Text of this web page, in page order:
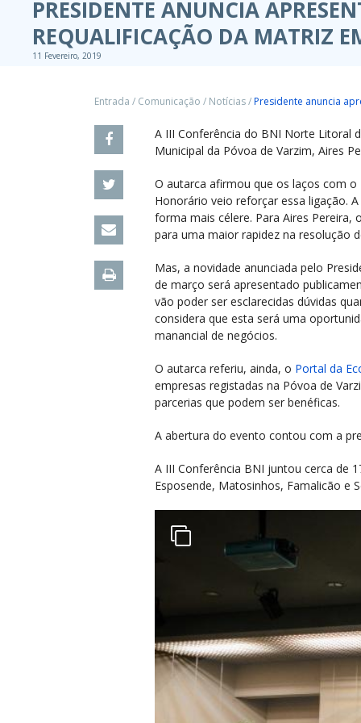
PRESIDENTE ANUNCIA
REQUALIFICAÇÃO DA MATRIZ
11 Fevereiro, 2019
Entrada / Comunicação / Notícias/Presidente anuncia
A III Conferência do BNI Norte Litoral
Municipal da Póvoa de Varzim, Aires
O autarca afirmou que os laços com
Honorário veio reforçar essa ligação.
forma mais célere. Para Aires
para uma maior rapidez na resolução
Mas, a novidade anunciada pelo
de março será apresentado
vão poder ser esclarecidas dúvidas
considera que esta será uma
manancial de negócios.
O autarca referiu, ainda, o Portal da
empresas registadas na Póvoa de
parcerias que podem ser benéficas.
A abertura do evento contou com a
A III Conferência BNI juntou cerca de
Esposende, Matosinhos, Famalicão e